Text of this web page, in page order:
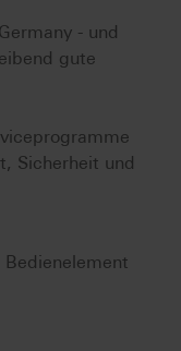
- und
gute
Sicherheit und